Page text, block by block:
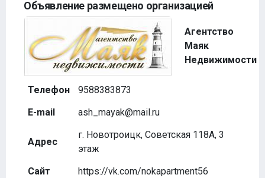
Объявление размещено организацией
Агентство
Маяк
Недвижимости
Телефон
9588383873
E-mail
ash_mayak@mail.ru
Адрес
г. Новотроицк, Советская 118А, 3
этаж
Сайт
https://vk.com/nokapartment56